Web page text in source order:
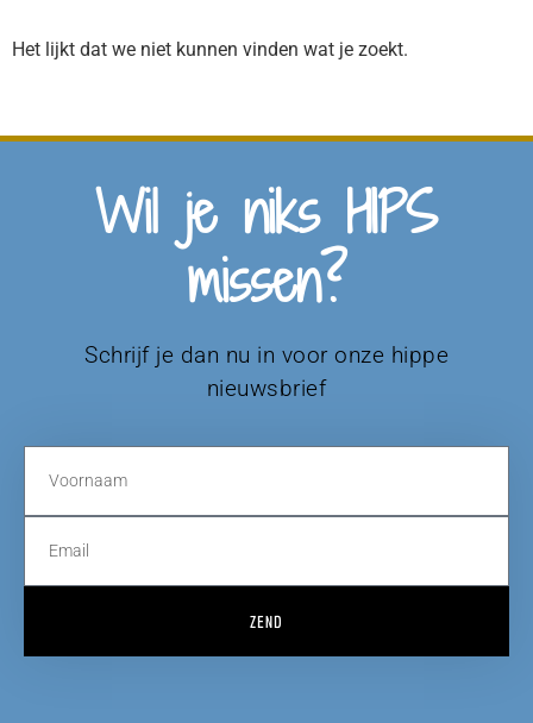
Het lijkt dat we niet kunnen vinden wat je zoekt.
Wil je niks HIPS
missen?
Schrijf je dan nu in voor onze hippe
nieuwsbrief
ZEND